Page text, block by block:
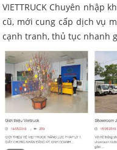
VIETTRUCK Chuyên nhập
cũ, mới cung cấp dịch vụ
cạnh tranh, thủ tục nhanh